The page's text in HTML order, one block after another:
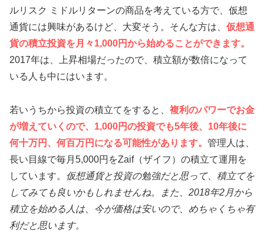
ルリスク ミドルリターンの商品を考えている方で、仮想
通貨には興味があるけど、大変そう。そんな方は、 仮想通
貨の積立投資を月々1,000円から始めることができます。
2017年は、上昇相場だったので、積立額が数倍になって
いる人も中にはいます。
若いうちから投資の積立てをすると、 複利のパワーでお金
が増えていく ので、1,000円の投資でも5年後、10年後に
何十万円、何百万円になる可能性があります。 管理人は、
長い目線で毎月5,000円をZaif（ザイフ）の積立て運用を
しています。 仮想通貨と投資の勉強だと思って、積立てを
してみても良いかもしれませんね。また、2018年2月から
積立を始める人は、今が価格は安いので、めちゃくちゃ有
利だと思います。